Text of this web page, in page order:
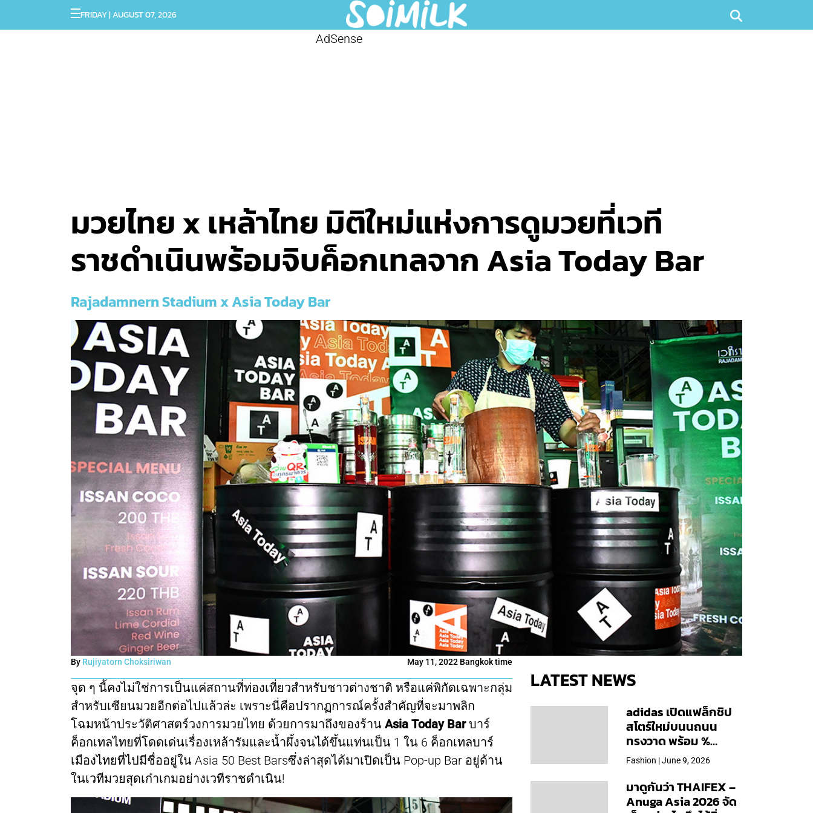
FRIDAY | AUGUST 07, 2026
AdSense
มวยไทย x เหล้าไทย มิติใหม่แห่งการดูมวยที่เวที
ราชดำเนินพร้อมจิบค็อกเทลจาก Asia Today Bar
Rajadamnern Stadium x Asia Today Bar
By Rujiyatorn Choksiriwan May 11, 2022 Bangkok time
จุด ๆ นี้คงไม่ใช่การเป็นแค่สถานที่ท่องเที่ยวสำหรับชาวต่างชาติ หรือแค่พิกัดเฉพาะกลุ่ม
สำหรับเซียนมวยอีกต่อไปแล้วล่ะ เพราะนี่คือปรากฏการณ์ครั้งสำคัญที่จะมาพลิก
โฉมหน้าประวัติศาสตร์วงการมวยไทย ด้วยการมาถึงของร้าน Asia Today Barบาร์
ค็อกเทลไทยที่โดดเด่นเรื่องเหล้ารัมและน้ำผึ้งจนได้ขึ้นแท่นเป็น 1 ใน 6 ค็อกเทลบาร์
เมืองไทยที่ไปมีชื่ออยู่ใน Asia 50 Best Barsซึ่งล่าสุดได้มาเปิดเป็น Pop-up Bar อยู่ด้าน
ในเวทีมวยสุดเก๋าเกมอย่างเวทีราชดำเนิน!
LATEST NEWS
adidas เปิดแฟล็กชิป
สโตร์ใหม่บนนถนน
ทรงวาด พร้อม %
Arabica และคอลเลก
ชันพิเศษเฉพาะสาขา
Fashion | June 9, 2026
มาดูกันว่า THAIFEX –
Anuga Asia 2026 จัด